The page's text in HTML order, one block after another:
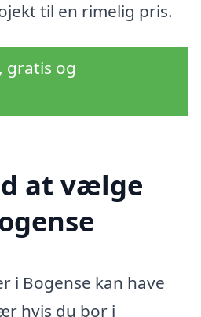
til en rimelig pris.
gratis og
at vælge
i Bogense kan have
hvis du bor i